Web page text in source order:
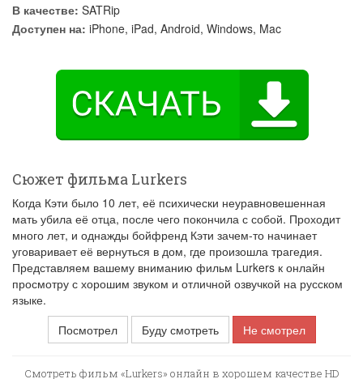
В качестве: SATRip
Доступен на: iPhone, iPad, Android, Windows, Mac
Сюжет фильма Lurkers
Когда Кэти было 10 лет, её психически неуравновешенная
мать убила её отца, после чего покончила с собой. Проходит
много лет, и однажды бойфренд Кэти зачем-то начинает
уговаривает её вернуться в дом, где произошла трагедия.
Представляем вашему вниманию фильм Lurkers к онлайн
просмотру с хорошим звуком и отличной озвучкой на русском
языке.
Посмотрел
Буду смотреть Не смотрел
Смотреть фильм «Lurkers» онлайн в хорошем качестве HD